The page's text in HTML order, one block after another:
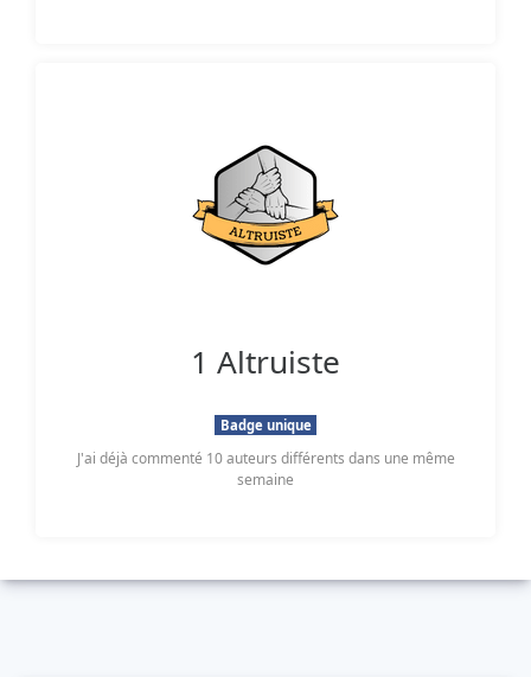
1 Altruiste
Badge unique
J'ai déjà commenté 10 auteurs différents dans une même
semaine